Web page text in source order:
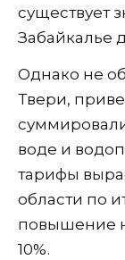
существует
Забайкалье
Однако не
Твери,
воде и
тарифы
области по
повышение
10%.